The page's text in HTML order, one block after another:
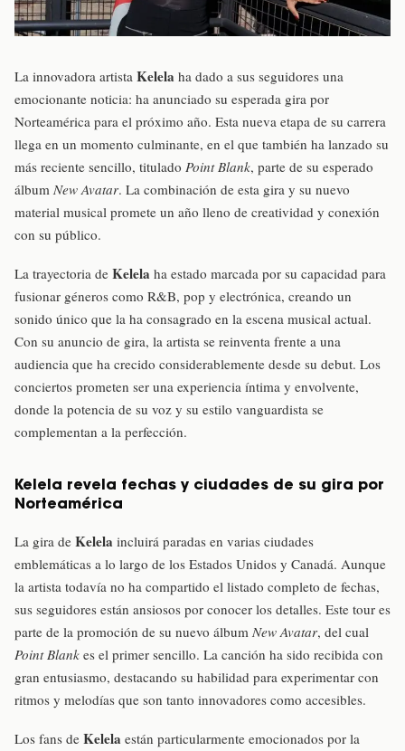
La innovadora artista Kelela ha dado a sus seguidores una
emocionante noticia: ha anunciado su esperada gira por
Norteamérica para el próximo año. Esta nueva etapa de su carrera
llega en un momento culminante, en el que también ha lanzado su
más reciente sencillo, titulado Point Blank, parte de su esperado
álbum New Avatar. La combinación de esta gira y su nuevo
material musical promete un año lleno de creatividad y conexión
con su público.
La trayectoria de Kelela ha estado marcada por su capacidad para
fusionar géneros como R&B, pop y electrónica, creando un
sonido único que la ha consagrado en la escena musical actual.
Con su anuncio de gira, la artista se reinventa frente a una
audiencia que ha crecido considerablemente desde su debut. Los
conciertos prometen ser una experiencia íntima y envolvente,
donde la potencia de su voz y su estilo vanguardista se
complementan a la perfección.
Kelela revela fechas y ciudades de su gira por
Norteamérica
La gira de Kelela incluirá paradas en varias ciudades
emblemáticas a lo largo de los Estados Unidos y Canadá. Aunque
la artista todavía no ha compartido el listado completo de fechas,
sus seguidores están ansiosos por conocer los detalles. Este tour es
parte de la promoción de su nuevo álbum New Avatar, del cual
Point Blank es el primer sencillo. La canción ha sido recibida con
gran entusiasmo, destacando su habilidad para experimentar con
ritmos y melodías que son tanto innovadores como accesibles.
Los fans de Kelela están particularmente emocionados por la